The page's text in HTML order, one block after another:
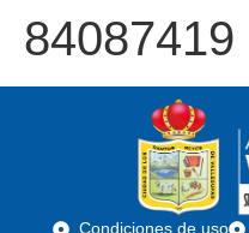
84087419
Condiciones de uso